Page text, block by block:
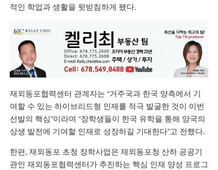
적인 학업과 생활을 뒷받침하게 됐다.
재외동포협력센터 관계자는 “거주국과 한국 양측에서 기
여할 수 있는 하이브리드형 인재를 적극 발굴한 것이 이번
선발의 핵심”이라며 “장학생들이 한국 유학을 통해 양국의
상생 발전에 기여할 인재로 성장하길 기대한다”고 전했다.
한편, 재외동포 초청 장학사업은 재외동포청 산하 공공기
관인 재외동포협력센터가 추진하는 핵심 인재 양성 프로그